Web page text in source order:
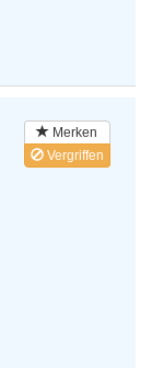
Merken
Vergriffen